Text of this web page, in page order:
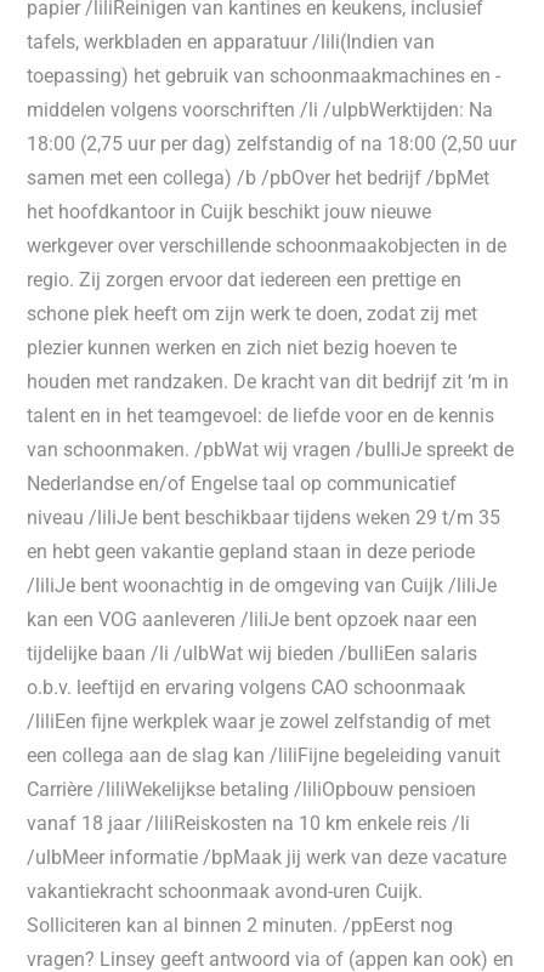
papier /liliReinigen van kantines en keukens, inclusief
tafels, werkbladen en apparatuur /lili(Indien van
toepassing) het gebruik van schoonmaakmachines en -
middelen volgens voorschriften /li /ulpbWerktijden: Na
18:00 (2,75 uur per dag) zelfstandig of na 18:00 (2,50 uur
samen met een collega) /b /pbOver het bedrijf /bpMet
het hoofdkantoor in Cuijk beschikt jouw nieuwe
werkgever over verschillende schoonmaakobjecten in de
regio. Zij zorgen ervoor dat iedereen een prettige en
schone plek heeft om zijn werk te doen, zodat zij met
plezier kunnen werken en zich niet bezig hoeven te
houden met randzaken. De kracht van dit bedrijf zit ‘m in
talent en in het teamgevoel: de liefde voor en de kennis
van schoonmaken. /pbWat wij vragen /bulliJe spreekt de
Nederlandse en/of Engelse taal op communicatief
niveau /liliJe bent beschikbaar tijdens weken 29 t/m 35
en hebt geen vakantie gepland staan in deze periode
/liliJe bent woonachtig in de omgeving van Cuijk /liliJe
kan een VOG aanleveren /liliJe bent opzoek naar een
tijdelijke baan /li /ulbWat wij bieden /bulliEen salaris
o.b.v. leeftijd en ervaring volgens CAO schoonmaak
/liliEen fijne werkplek waar je zowel zelfstandig of met
een collega aan de slag kan /liliFijne begeleiding vanuit
Carrière /liliWekelijkse betaling /liliOpbouw pensioen
vanaf 18 jaar /liliReiskosten na 10 km enkele reis /li
/ulbMeer informatie /bpMaak jij werk van deze vacature
vakantiekracht schoonmaak avond-uren Cuijk.
Solliciteren kan al binnen 2 minuten. /ppEerst nog
vragen? Linsey geeft antwoord via of (appen kan ook) en